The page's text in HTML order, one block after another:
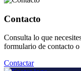
Contacto
Consulta lo que
formulario de contacto
Contactar